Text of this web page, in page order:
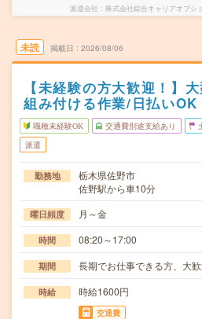
派遣会社 株式会社綜合キャリアオプシ
未読 掲載日 2026/08/06
【未経験の方大歓迎！】
組み付ける作業/日払いOK
職種未経験OK 交通費別途支給あり
派遣
勤務地
栃木県佐野市
佐野駅から車10分
曜日頻度 月～金
時間 08:20～17:00
期間 長期でお仕事できる方、大歓
時給 時給1600円
交通費